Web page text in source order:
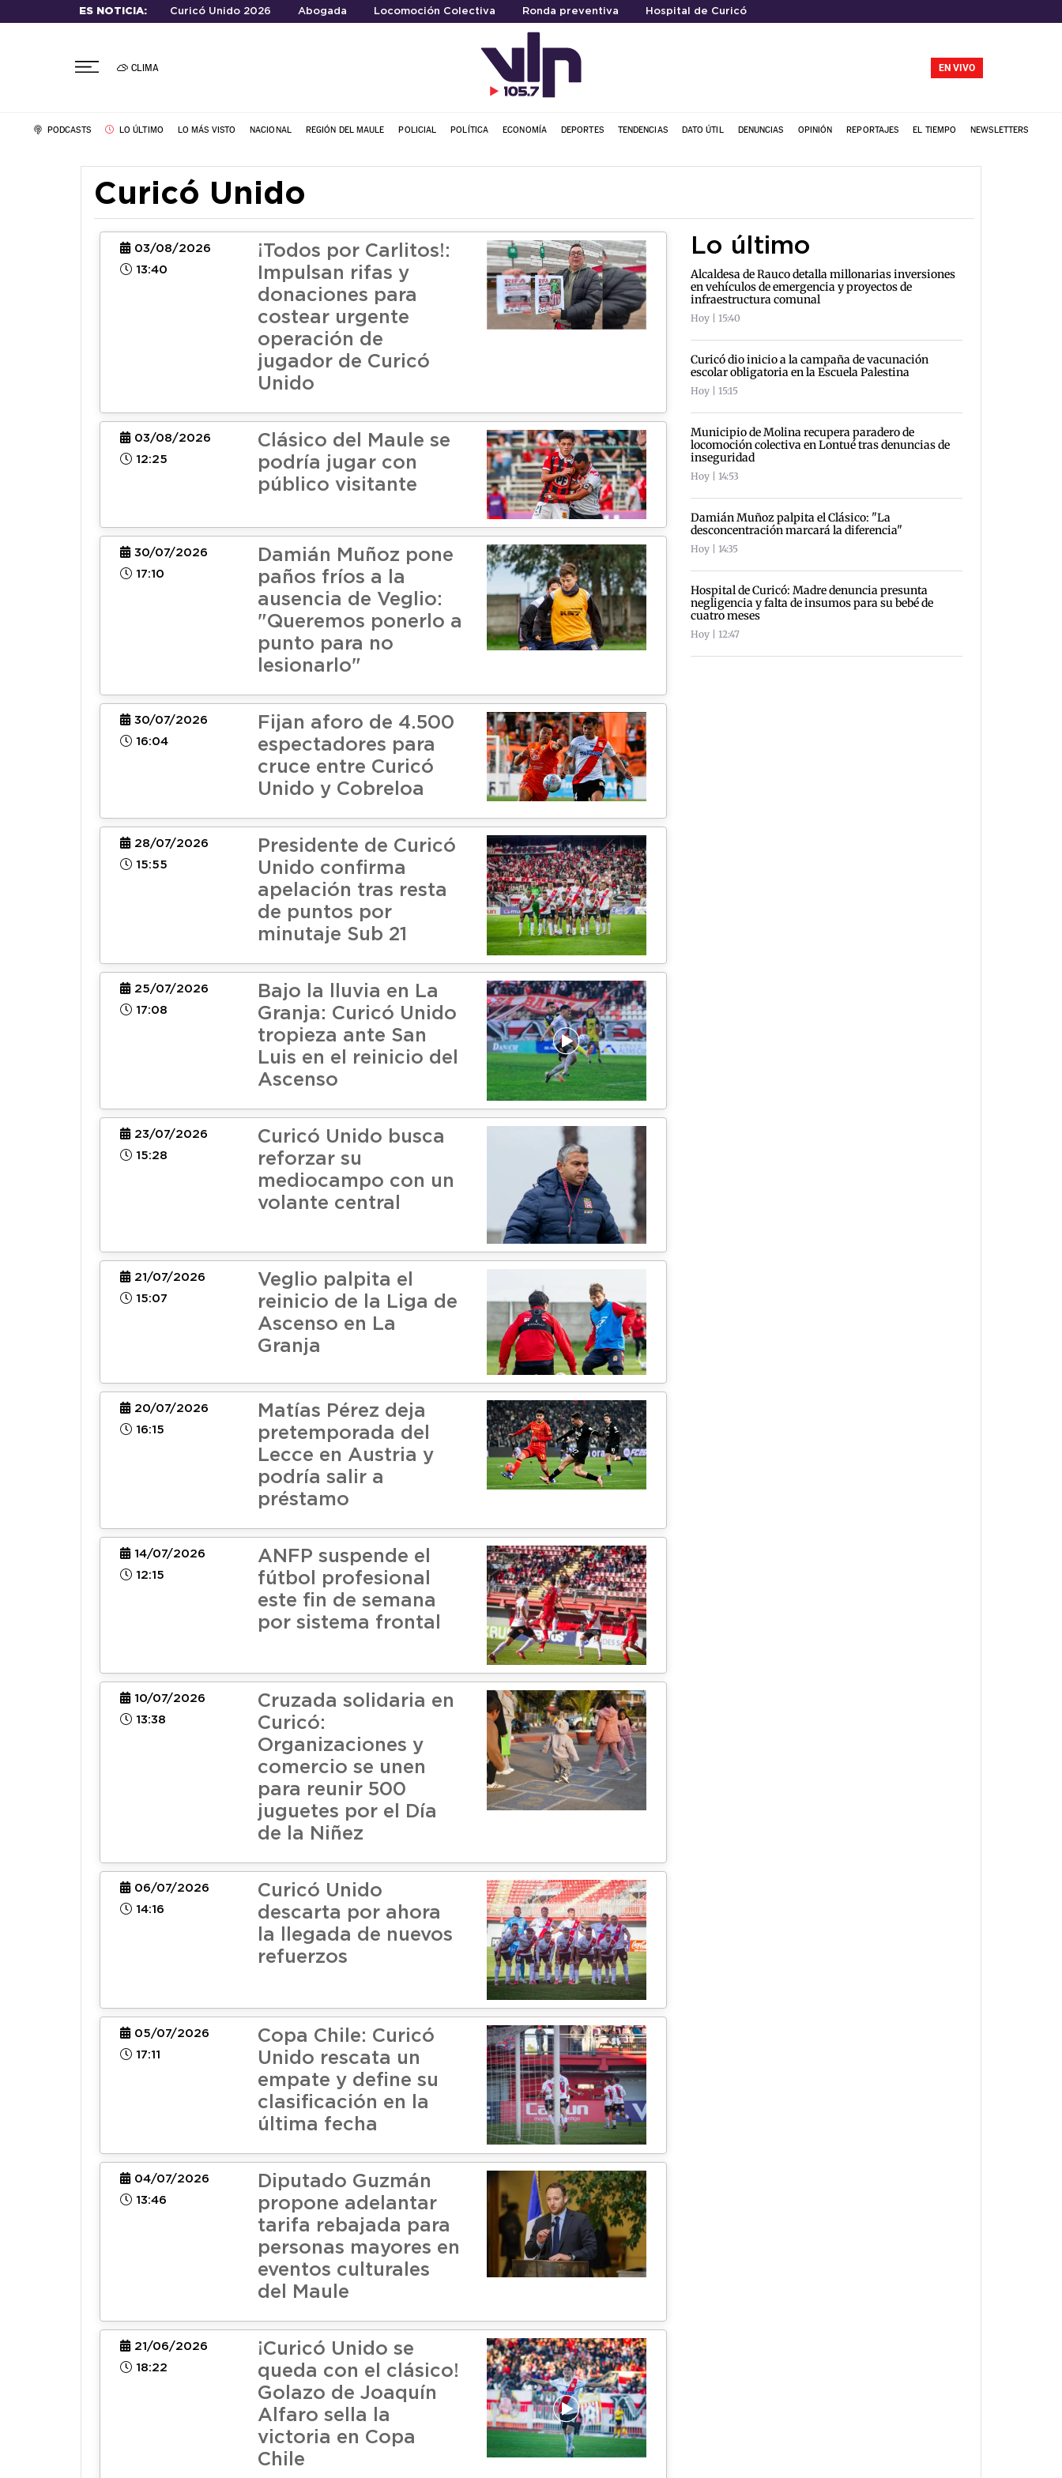
ES NOTICIA: Curicó Unido 2026 Abogada Locomoción Colectiva Ronda preventiva Hospital de Curicó
CLIMA EN VIVO
PODCASTS LO ÚLTIMO LO MÁS VISTO NACIONAL REGIÓN DEL MAULE POLICIAL POLÍTICA ECONOMÍA DEPORTES TENDENCIAS DATO ÚTIL DENUNCIAS OPINIÓN REPORTAJES EL TIEMPO NEWSLETTERS
Curicó Unido
03/08/2026
13:40
¡Todos por Carlitos!:
Impulsan rifas y
donaciones para
costear urgente
operación de
jugador de Curicó
Unido
03/08/2026
12:25
Clásico del Maule se
podría jugar con
público visitante
30/07/2026
17:10
Damián Muñoz pone
paños fríos a la
ausencia de Veglio:
"Queremos ponerlo a
punto para no
lesionarlo"
30/07/2026
16:04
Fijan aforo de 4.500
espectadores para
cruce entre Curicó
Unido y Cobreloa
28/07/2026
15:55
Presidente de Curicó
Unido confirma
apelación tras resta
de puntos por
minutaje Sub 21
25/07/2026
17:08
Bajo la lluvia en La
Granja: Curicó Unido
tropieza ante San
Luis en el reinicio del
Ascenso
23/07/2026
15:28
Curicó Unido busca
reforzar su
mediocampo con un
volante central
21/07/2026
15:07
Veglio palpita el
reinicio de la Liga de
Ascenso en La
Granja
20/07/2026
16:15
Matías Pérez deja
pretemporada del
Lecce en Austria y
podría salir a
préstamo
14/07/2026
12:15
ANFP suspende el
fútbol profesional
este fin de semana
por sistema frontal
10/07/2026
13:38
Cruzada solidaria en
Curicó:
Organizaciones y
comercio se unen
para reunir 500
juguetes por el Día
de la Niñez
06/07/2026
14:16
Curicó Unido
descarta por ahora
la llegada de nuevos
refuerzos
05/07/2026
17:11
Copa Chile: Curicó
Unido rescata un
empate y define su
clasificación en la
última fecha
04/07/2026
13:46
Diputado Guzmán
propone adelantar
tarifa rebajada para
personas mayores en
eventos culturales
del Maule
21/06/2026
18:22
¡Curicó Unido se
queda con el clásico!
Golazo de Joaquín
Alfaro sella la
victoria en Copa
Chile
Lo último
Alcaldesa de Rauco detalla millonarias inversiones
en vehículos de emergencia y proyectos de
infraestructura comunal
Hoy | 15:40
Curicó dio inicio a la campaña de vacunación
escolar obligatoria en la Escuela Palestina
Hoy | 15:15
Municipio de Molina recupera paradero de
locomoción colectiva en Lontué tras denuncias de
inseguridad
Hoy | 14:53
Damián Muñoz palpita el Clásico: "La
desconcentración marcará la diferencia"
Hoy | 14:35
Hospital de Curicó: Madre denuncia presunta
negligencia y falta de insumos para su bebé de
cuatro meses
Hoy | 12:47